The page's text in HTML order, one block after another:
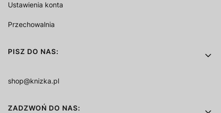
Ustawienia konta
Przechowalnia
PISZ DO NAS:
shop@knizka.pl
ZADZWOŃ DO NAS: